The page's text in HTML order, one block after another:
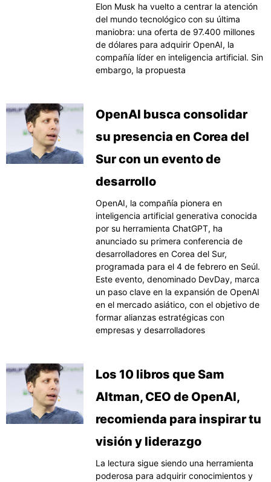
Elon Musk ha vuelto a centrar la atención
del mundo tecnológico con su última
maniobra: una oferta de 97.400 millones
de dólares para adquirir OpenAI, la
compañía líder en inteligencia artificial. Sin
embargo, la propuesta
OpenAI busca consolidar
su presencia en Corea del
Sur con un evento de
desarrollo
OpenAI, la compañía pionera en
inteligencia artificial generativa conocida
por su herramienta ChatGPT, ha
anunciado su primera conferencia de
desarrolladores en Corea del Sur,
programada para el 4 de febrero en Seúl.
Este evento, denominado DevDay, marca
un paso clave en la expansión de OpenAI
en el mercado asiático, con el objetivo de
formar alianzas estratégicas con
empresas y desarrolladores
Los 10 libros que Sam
Altman, CEO de OpenAI,
recomienda para inspirar tu
visión y liderazgo
La lectura sigue siendo una herramienta
poderosa para adquirir conocimientos y